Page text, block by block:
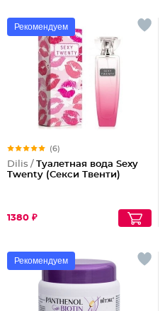
Рекомендуем
(6)
Dilis / Туалетная вода Sexy
Twenty (Секси Твенти)
1380 ₽
Рекомендуем